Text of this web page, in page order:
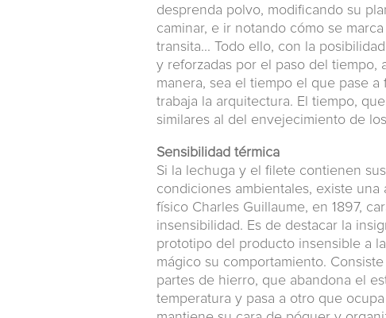
desprenda polvo, modificando su
caminar, e ir notando cómo se
transita... Todo ello, con la
y reforzadas por el paso del tiempo,
manera, sea el tiempo el que pase
trabaja la arquitectura. El tiempo,
similares al del envejecimiento de
Sensibilidad térmica
Si la lechuga y el filete contienen
condiciones ambientales, existe una
físico Charles Guillaume, en 1897,
insensibilidad. Es de destacar la
prototipo del producto insensible a
mágico su comportamiento.
partes de hierro, que abandona el
temperatura y pasa a otro que